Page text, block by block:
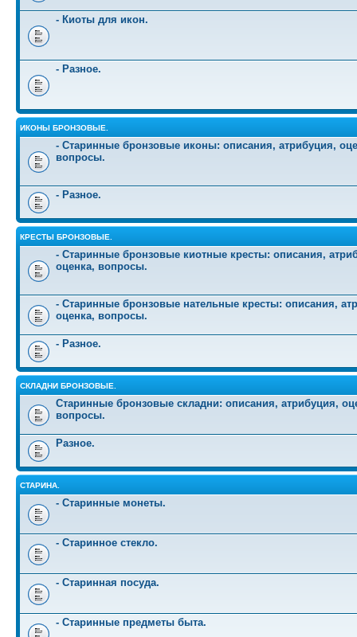
- Киоты для икон.
- Разное.
ИКОНЫ БРОНЗОВЫЕ.
- Старинные бронзовые иконы: описания, атрибуция,
вопросы.
- Разное.
КРЕСТЫ БРОНЗОВЫЕ.
- Старинные бронзовые киотные кресты: описания,
оценка, вопросы.
- Старинные бронзовые нательные кресты: описания,
оценка, вопросы.
- Разное.
СКЛАДНИ БРОНЗОВЫЕ.
Старинные бронзовые складни: описания, атрибуция,
вопросы.
Разное.
СТАРИНА.
- Старинные монеты.
- Старинное стекло.
- Старинная посуда.
- Старинные предметы быта.